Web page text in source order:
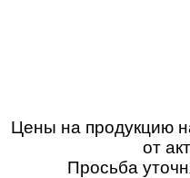
Цены на продукцию
от
Просьба